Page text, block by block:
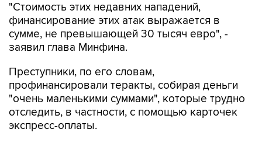
"Стоимость этих недавних нападений,
финансирование этих атак выражается в
сумме, не превышающей 30 тысяч евро", -
заявил глава Минфина.
Преступники, по его словам,
профинансировали теракты, собирая деньги
"очень маленькими суммами", которые трудно
отследить, в частности, с помощью карточек
экспресс-оплаты.